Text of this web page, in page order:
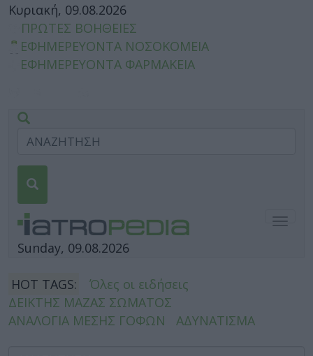
Κυριακή, 09.08.2026
ΠΡΩΤΕΣ ΒΟΗΘΕΙΕΣ
ΕΦΗΜΕΡΕΥΟΝΤΑ ΝΟΣΟΚΟΜΕΙΑ
ΕΦΗΜΕΡΕΥΟΝΤΑ ΦΑΡΜΑΚΕΙΑ
Sunday, 09.08.2026
HOT TAGS:
Όλες οι ειδήσεις
ΔΕΙΚΤΗΣ ΜΑΖΑΣ ΣΩΜΑΤΟΣ
ΑΝΑΛΟΓΙΑ ΜΕΣΗΣ ΓΟΦΩΝ
ΑΔΥΝΑΤΙΣΜΑ